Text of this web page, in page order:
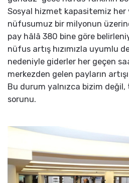
Sosyal hizmet kapasitemiz her
nüfusumuz bir milyonun üzerine
pay hâlâ 380 bine göre
nüfus artış hızımızla uyumlu
nedeniyle giderler her geçen
merkezden gelen payların
Bu durum yalnızca bizim
sorunu.